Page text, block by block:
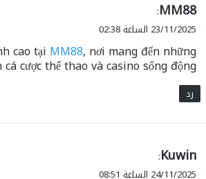
ي
ق
ل
MM88
:
23/11/2025 الساعة 02:38
cao tại MM88, nơi mang đến những
cược thể thao và casino sống động.
رد
ي
ق
Kuwin
:
24/11/2025 الساعة 08:51